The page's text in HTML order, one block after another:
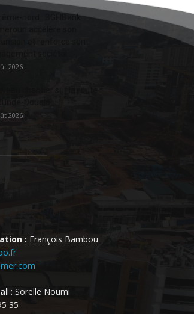
nord : BGFIBank
2026
2026
: François Bambou
: Sorelle Noumi
35